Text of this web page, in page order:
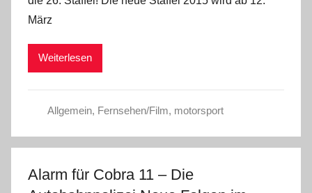
März
Weiterlesen
Allgemein, Fernsehen/Film, motorsport
Alarm für Cobra 11 – Die